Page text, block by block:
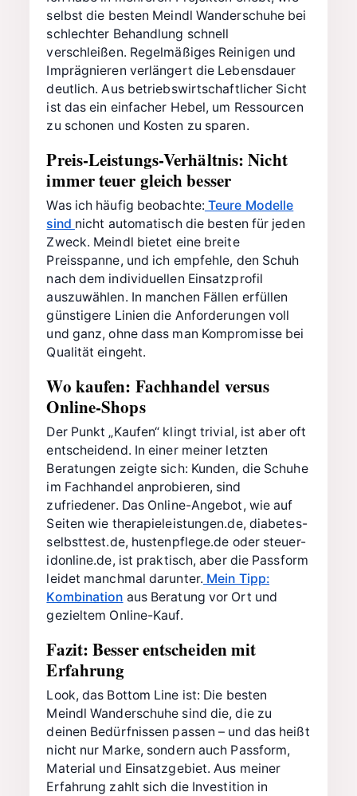
selbst die besten Meindl Wanderschuhe bei
schlechter Behandlung schnell
verschleißen. Regelmäßiges Reinigen und
Imprägnieren verlängert die Lebensdauer
deutlich. Aus betriebswirtschaftlicher Sicht
ist das ein einfacher Hebel, um Ressourcen
zu schonen und Kosten zu sparen.
Preis-Leistungs-Verhältnis: Nicht
immer teuer gleich besser
Was ich häufig beobachte: Teure Modelle
sind nicht automatisch die besten für jeden
Zweck. Meindl bietet eine breite
Preisspanne, und ich empfehle, den Schuh
nach dem individuellen Einsatzprofil
auszuwählen. In manchen Fällen erfüllen
günstigere Linien die Anforderungen voll
und ganz, ohne dass man Kompromisse bei
Qualität eingeht.
Wo kaufen: Fachhandel versus
Online-Shops
Der Punkt „Kaufen“ klingt trivial, ist aber oft
entscheidend. In einer meiner letzten
Beratungen zeigte sich: Kunden, die Schuhe
im Fachhandel anprobieren, sind
zufriedener. Das Online-Angebot, wie auf
Seiten wie therapieleistungen.de, diabetes-
selbsttest.de, hustenpflege.de oder steuer-
idonline.de, ist praktisch, aber die Passform
leidet manchmal darunter. Mein Tipp:
Kombination aus Beratung vor Ort und
gezieltem Online-Kauf.
Fazit: Besser entscheiden mit
Erfahrung
Look, das Bottom Line ist: Die besten
Meindl Wanderschuhe sind die, die zu
deinen Bedürfnissen passen – und das heißt
nicht nur Marke, sondern auch Passform,
Material und Einsatzgebiet. Aus meiner
Erfahrung zahlt sich die Investition in